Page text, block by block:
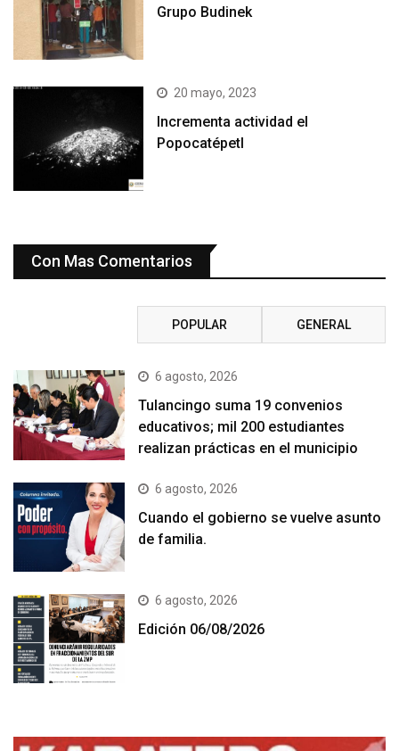
Grupo Budinek
20 mayo, 2023
Incrementa actividad el
Popocatépetl
Con Mas Comentarios
POPULAR GENERAL
6 agosto, 2026
Tulancingo suma 19 convenios
educativos; mil 200 estudiantes
realizan prácticas en el municipio
6 agosto, 2026
Cuando el gobierno se vuelve asunto
de familia.
6 agosto, 2026
Edición 06/08/2026